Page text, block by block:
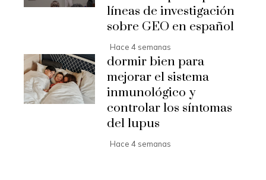
líneas de investigación
sobre GEO en español
Hace 4 semanas
dormir bien para
mejorar el sistema
inmunológico y
controlar los síntomas
del lupus
Hace 4 semanas